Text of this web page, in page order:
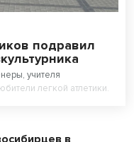
подравил
учителя
легкой атлетики.